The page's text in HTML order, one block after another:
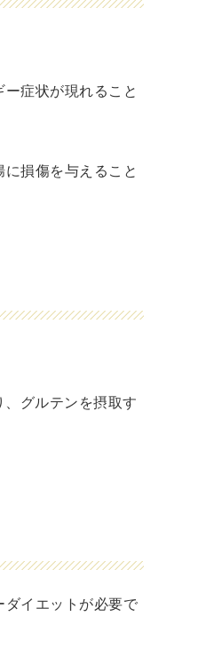
症状が現れること
損傷を与えること
グルテンを摂取す
イエットが必要で